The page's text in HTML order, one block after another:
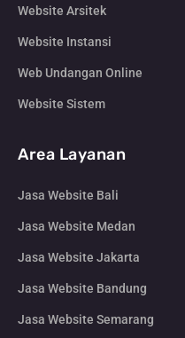
Website Arsitek
Website Instansi
Web Undangan Online
Website Sistem
Area Layanan
Jasa Website Bali
Jasa Website Medan
Jasa Website Jakarta
Jasa Website Bandung
Jasa Website Semarang